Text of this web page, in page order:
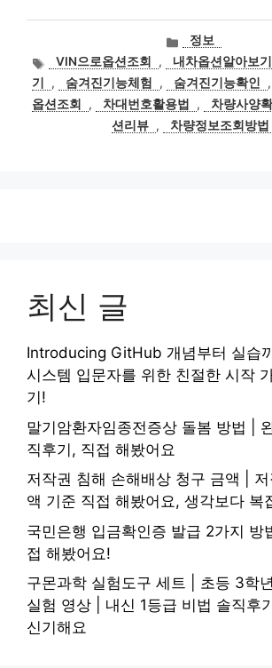
카
테
고
리
정보
태VIN으로옵션조회 , 내차옵션알아보기
기
, 숨겨진기능체험 , 숨겨진기능확인 ,
옵션조회
, 차대번호활용법 , 차량사양
션리뷰 , 차량정보조회방법
최신 글
Introducing GitHub 개념부터 실습
시스템 입문자를 위한 친절한 시작
기!
말기암환자임종전증상 돌봄 방법 |
직후기, 직접 해봤어요
저작권 침해 손해배상 청구 금액 |
액 기준 직접 해봤어요, 생각보다 복
국민은행 입금확인증 발급 2가지 방
접 해봤어요!
구몬과학 실험도구 세트 | 초등 3학
실험 영상 | 내신 1등급 비법 솔직후
신기해요